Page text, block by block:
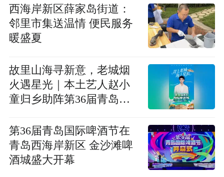
西海岸新区薛家岛街道：
邻里市集送温情 便民服务
暖盛夏
故里山海寻新意，老城烟
火遇星光｜本土艺人赵小
童归乡助阵第36届青岛国
岛）
第36届青岛国际啤酒节在
青岛西海岸新区 金沙滩啤
酒城盛大开幕